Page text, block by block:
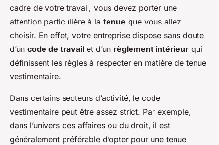
cadre de votre travail, vous devez porter une
attention particulière à la tenue que vous allez
choisir. En effet, votre entreprise dispose sans doute
d’un code de travail et d’un règlement intérieur qui
définissent les règles à respecter en matière de tenue
vestimentaire.
Dans certains secteurs d’activité, le code
vestimentaire peut être assez strict. Par exemple,
dans l’univers des affaires ou du droit, il est
généralement préférable d’opter pour une tenue